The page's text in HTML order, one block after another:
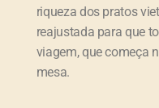
riqueza dos pratos
reajustada para que
viagem, que começa
mesa.